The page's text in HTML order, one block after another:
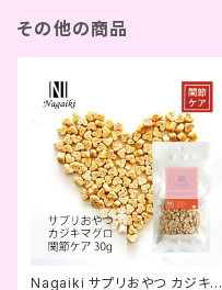
その他の商品
Nagaiki サプリおやつ カジキマ